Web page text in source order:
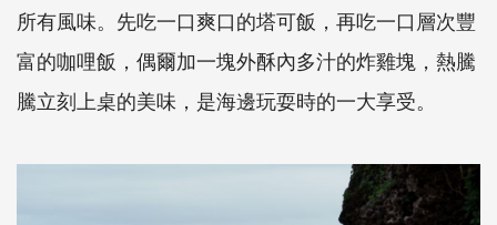
所有風味。先吃一口爽口的塔可飯，再吃一口層次豐
富的咖哩飯，偶爾加一塊外酥內多汁的炸雞塊，熱騰
騰立刻上桌的美味，是海邊玩耍時的一大享受。